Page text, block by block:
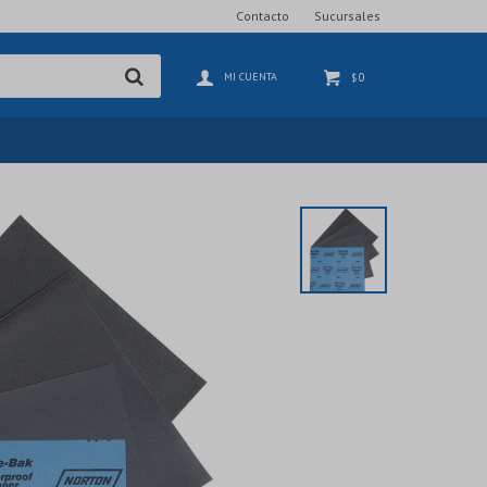
$0
Contacto Sucursales